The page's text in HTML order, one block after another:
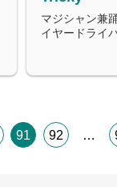
マジシャン兼
イヤードライ
91 92 …